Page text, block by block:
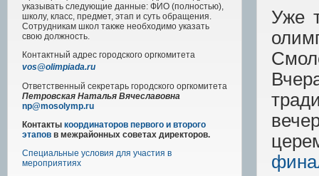
указывать следующие данные: ФИО (полностью),
школу, класс, предмет, этап и суть обращения.
Сотрудникам школ также необходимо указать
свою должность.
Контактный адрес городского оргкомитета
vos@olimpiada.ru
Ответственный секретарь городского оргкомитета
Петровская Наталья Вячеславовна
np@mosolymp.ru
Контакты координаторов первого и второго
этапов в межрайонных советах директоров.
Специальные условия для участия в
мероприятиях
Уже